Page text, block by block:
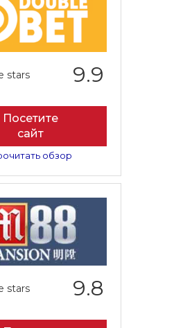
9.9
Посетите
сайт
обзор
9.8